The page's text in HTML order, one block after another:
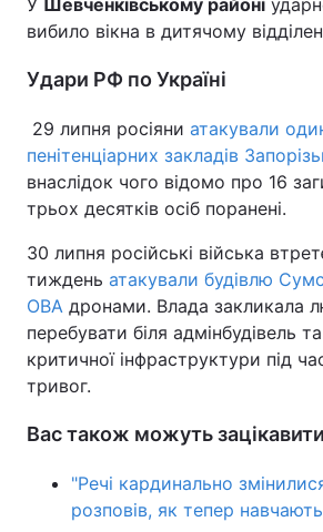
У Шевченківському районі
вибило вікна в дитячому
Удари РФ по Україні
29 липня росіяни атакували
пенітенціарних закладів
внаслідок чого відомо про 16
трьох десятків осіб поранені.
30 липня російські війська
тиждень атакували будівлю
ОВА дронами. Влада закликала
перебувати біля адмінбудівель та
критичної інфраструктури під
тривог.
Вас також можуть
"Речі кардинально
розповів, як тепер